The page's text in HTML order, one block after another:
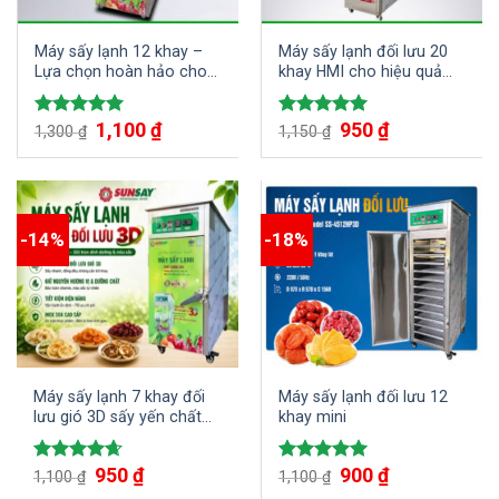
Máy sấy lạnh 12 khay –
Lựa chọn hoàn hảo cho
sấy khô nông sản chất
lượng cao
Được xếp
5.00
1,300₫ Giá
gốc
là:
1,100₫Giá
hiện
tại
1,100 ₫.
Máy sấy lạnh đối lưu 20
khay HMI cho hiệu quả
sấy tối ưu
Được xếp
1,150₫ Giá
gốc
là:
950₫Giá
hiện
tại
950 ₫.
-14%
Máy sấy lạnh 7 khay đối
lưu gió 3D sấy yến chất
lượng hiệu quả
Được xếp
1,100₫ Giá
gốc
950₫Giá
hiện
-18%
Máy sấy lạnh đối lưu 12
khay mini
Được xếp
1,100₫ Giá
gốc
900₫Giá
hiện